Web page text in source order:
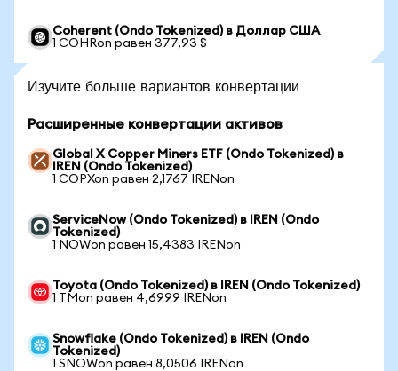
Coherent (Ondo Tokenized) в Доллар США
1 COHRon равен 377,93 $
Изучите больше вариантов конвертации
Расширенные конвертации активов
Global X Copper Miners ETF (Ondo Tokenized) в
IREN (Ondo Tokenized)
1 COPXon равен 2,1767 IRENon
ServiceNow (Ondo Tokenized) в IREN (Ondo
Tokenized)
1 NOWon равен 15,4383 IRENon
Toyota (Ondo Tokenized) в IREN (Ondo Tokenized)
1 TMon равен 4,6999 IRENon
Snowflake (Ondo Tokenized) в IREN (Ondo
Tokenized)
1 SNOWon равен 8,0506 IRENon